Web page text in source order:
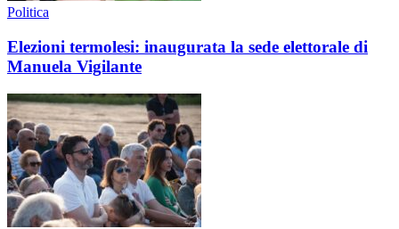
Politica
Elezioni termolesi: inaugurata la sede elettorale di
Manuela Vigilante